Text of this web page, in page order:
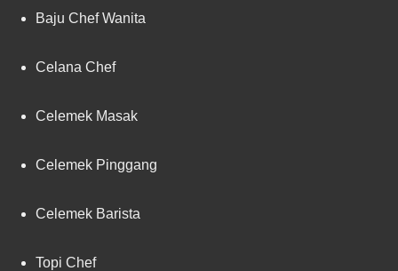
Baju Chef Wanita
Celana Chef
Celemek Masak
Celemek Pinggang
Celemek Barista
Topi Chef